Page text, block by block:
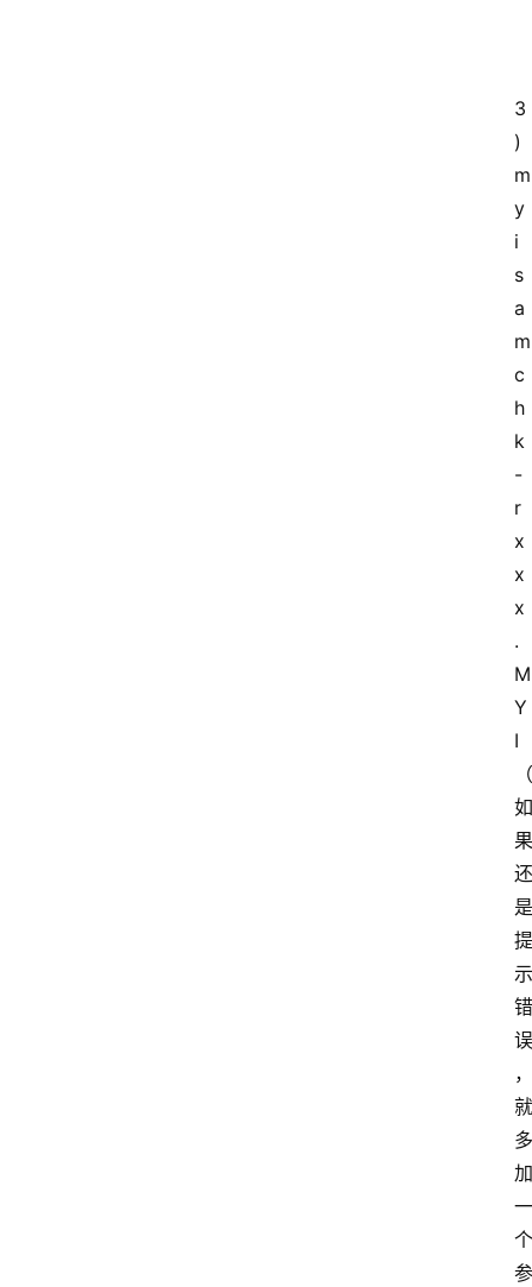
3
)
m
y
i
s
a
m
c
h
k
-
r
x
x
x
.
M
Y
I
（
如
果
还
是
提
示
错
误
，
就
多
加
一
个
参